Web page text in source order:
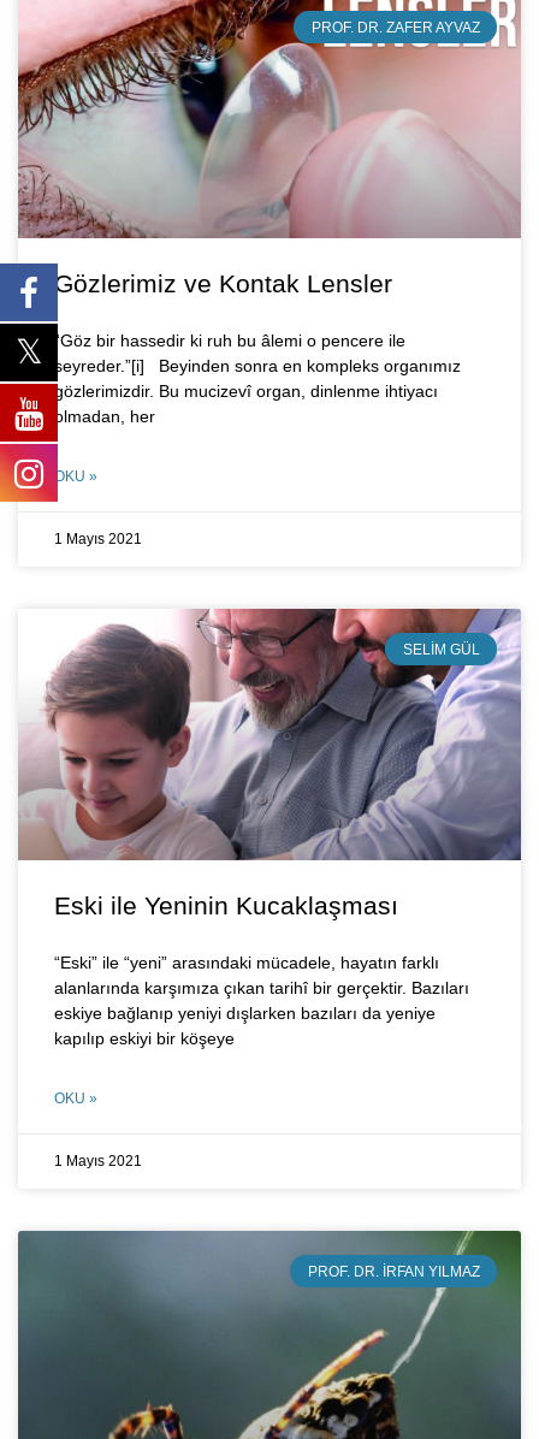
PROF. DR. ZAFER AYVAZ
Gözlerimiz ve Kontak Lensler
“Göz bir hassedir ki ruh bu âlemi o pencere ile
seyreder.”[i] Beyinden sonra en kompleks organımız
gözlerimizdir. Bu mucizevî organ, dinlenme ihtiyacı
olmadan, her
OKU »
1 Mayıs 2021
SELIM GÜL
Eski ile Yeninin Kucaklaşması
“Eski” ile “yeni” arasındaki mücadele, hayatın farklı
alanlarında karşımıza çıkan tarihî bir gerçektir. Bazıları
eskiye bağlanıp yeniyi dışlarken bazıları da yeniye
kapılıp eskiyi bir köşeye
OKU »
1 Mayıs 2021
PROF. DR. İRFAN YILMAZ